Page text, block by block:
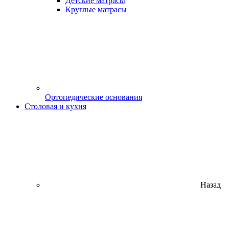
Круглые матрасы
Ортопедические основания
Столовая и кухня
Назад